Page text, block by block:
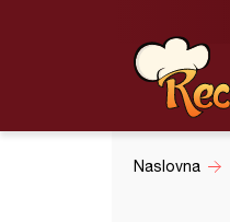
Naslovna